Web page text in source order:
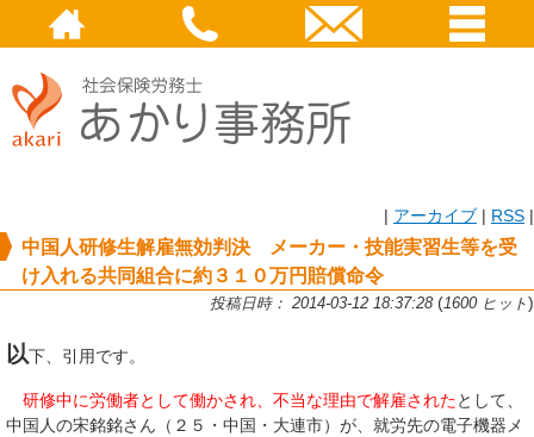
| アーカイブ | RSS |
中国人研修生解雇無効判決 メーカー・技能実習生等を受
け入れる共同組合に約３１０万円賠償命令
投稿日時： 2014-03-12 18:37:28 (1600 ヒット)
以下、引用です。
研修中に労働者として働かされ、不当な理由で解雇されたとして、
中国人の宋銘銘さん（２５・中国・大連市）が、就労先の電子機器メ